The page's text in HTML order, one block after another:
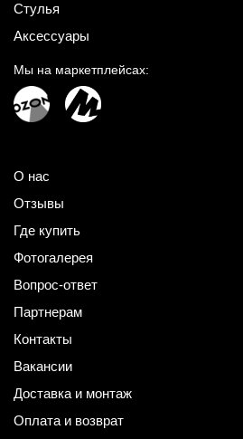
Стулья
Аксессуары
Мы на маркетплейсах:
О нас
Отзывы
Где купить
Фотогалерея
Вопрос-ответ
Партнерам
Контакты
Вакансии
Доставка и монтаж
Оплата и возврат